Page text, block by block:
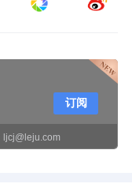
ljcj@leju.com
订阅